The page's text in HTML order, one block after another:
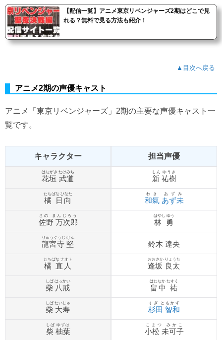
【配信一覧】アニメ東京リベンジャーズ2期はどこで見
れる？無料で見る方法も紹介！
▲目次へ戻る
アニメ2期の声優キャスト
アニメ「東京リベンジャーズ」2期の主要な声優キャスト一
覧です。
キャラクター 担当声優
花垣 武道
はながき たけみち
新 祐樹
しん ゆうき
橘 日向
たちばな ひなた
和氣 あず未
わき あずみ
佐野 万次郎
さの まんじろう
林 勇
はやし ゆう
龍宮寺 堅
りゅうぐうじ けん
鈴木 達央
橘 直人
たちばな ナオト
逢坂 良太
おおさか りょうた
柴 八戒
しば はっかい
畠中 祐
はたなか たすく
柴 大寿
しば たいじゅ
杉田 智和
すぎ ともかず
柴 柚葉
しば ゆずは
小松 未可子
こまつ みかこ